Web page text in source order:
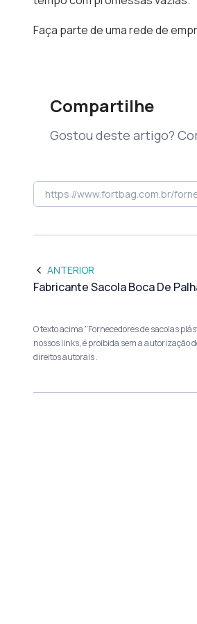
Faça parte de uma rede de
Compartilhe
Gostou deste artigo?
ANTERIOR
Fabricante Sacola Boca De
O texto acima "Fornecedores de sacolas
nossos links, é proibida sem a autorização
direitos autorais.